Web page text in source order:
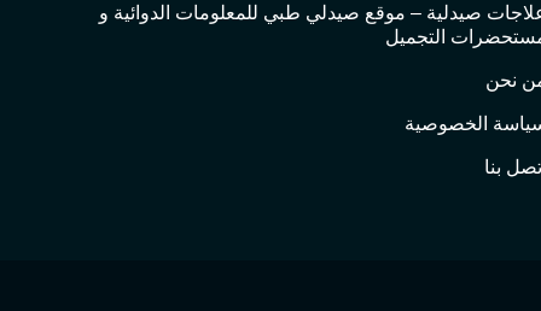
صيدلية – موقع صيدلي طبي للمعلومات الدوائية و
التجميل
نحن
الخصوصية
بنا